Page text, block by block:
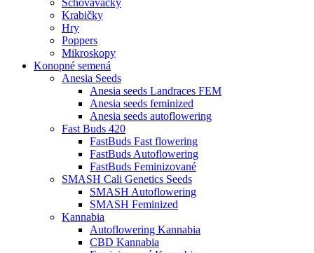
Schovávačky
Krabičky
Hry
Poppers
Mikroskopy
Konopné semená
Anesia Seeds
Anesia seeds Landraces FEM
Anesia seeds feminized
Anesia seeds autoflowering
Fast Buds 420
FastBuds Fast flowering
FastBuds Autoflowering
FastBuds Feminizované
SMASH Cali Genetics Seeds
SMASH Autoflowering
SMASH Feminized
Kannabia
Autoflowering Kannabia
CBD Kannabia